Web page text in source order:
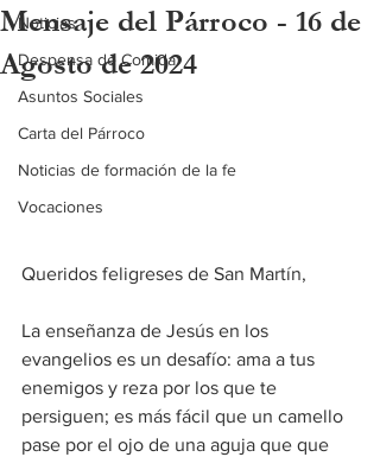
Noticias
Despensa de Comida
Asuntos Sociales
Carta del Párroco
Noticias de formación de la fe
Vocaciones
Mensaje del Párroco - 16 de
Agosto de 2024
Queridos feligreses de San Martín,
La enseñanza de Jesús en los
evangelios es un desafío: ama a tus
enemigos y reza por los que te
persiguen; es más fácil que un camello
pase por el ojo de una aguja que que